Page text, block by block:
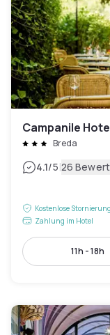
Campanile
Breda
4.1/5|26
Kostenlose Stornierung
Zahlung im Hotel
11h - 18h